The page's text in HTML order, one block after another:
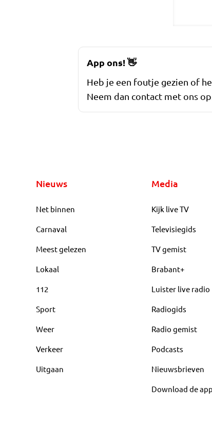
App ons!👋
Heb je een foutje gezien of
Neem dan contact met ons op.
Nieuws
Net binnen
Carnaval
Meest gelezen
Lokaal
112
Sport
Weer
Verkeer
Uitgaan
Media
Kijk live TV
Televisiegids
TV gemist
Brabant+
Luister live radio
Radiogids
Radio gemist
Podcasts
Nieuwsbrieven
Download de app